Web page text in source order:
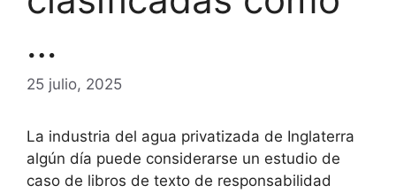
…
25 julio, 2025
La industria del agua privatizada de Inglaterra
algún día puede considerarse un estudio de
caso de libros de texto de responsabilidad